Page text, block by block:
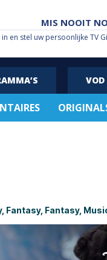
MIS NOOIT
in en stel uw persoonlijke TV
VOD
Fantasy, Fantasy,